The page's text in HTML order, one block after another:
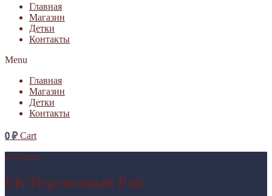
Главная
Магазин
Детки
Контакты
Menu
Главная
Магазин
Детки
Контакты
0₽ Cart
Выбрано:
ЕК-Персиковый Рай